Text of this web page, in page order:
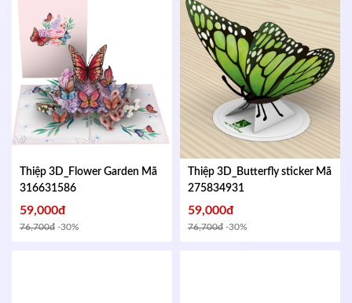
Thiệp 3D_Flower Garden Mã
316631586
59,000đ
76,700đ -30%
Thiệp 3D_Butterfly sticker Mã
275834931
59,000đ
76,700đ -30%